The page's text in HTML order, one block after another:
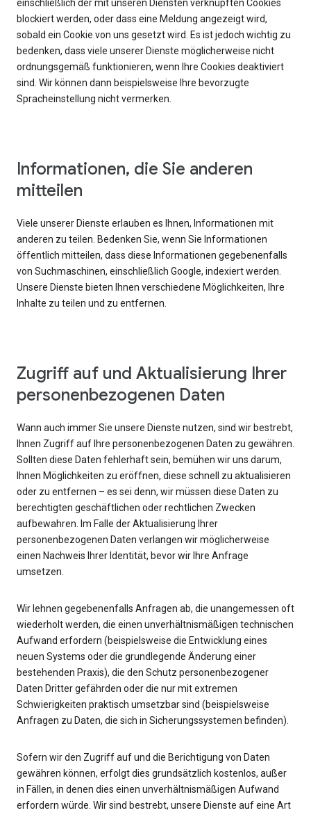
einschließlich der mit unseren Diensten verknüpften Cookies
blockiert werden, oder dass eine Meldung angezeigt wird,
sobald ein Cookie von uns gesetzt wird. Es ist jedoch wichtig zu
bedenken, dass viele unserer Dienste möglicherweise nicht
ordnungsgemäß funktionieren, wenn Ihre Cookies deaktiviert
sind. Wir können dann beispielsweise Ihre bevorzugte
Spracheinstellung nicht vermerken.
Informationen, die Sie anderen
mitteilen
Viele unserer Dienste erlauben es Ihnen, Informationen mit
anderen zu teilen. Bedenken Sie, wenn Sie Informationen
öffentlich mitteilen, dass diese Informationen gegebenenfalls
von Suchmaschinen, einschließlich Google, indexiert werden.
Unsere Dienste bieten Ihnen verschiedene Möglichkeiten, Ihre
Inhalte zu teilen und zu entfernen.
Zugriff auf und Aktualisierung Ihrer
personenbezogenen Daten
Wann auch immer Sie unsere Dienste nutzen, sind wir bestrebt,
Ihnen Zugriff auf Ihre personenbezogenen Daten zu gewähren.
Sollten diese Daten fehlerhaft sein, bemühen wir uns darum,
Ihnen Möglichkeiten zu eröffnen, diese schnell zu aktualisieren
oder zu entfernen – es sei denn, wir müssen diese Daten zu
berechtigten geschäftlichen oder rechtlichen Zwecken
aufbewahren. Im Falle der Aktualisierung Ihrer
personenbezogenen Daten verlangen wir möglicherweise
einen Nachweis Ihrer Identität, bevor wir Ihre Anfrage
umsetzen.
Wir lehnen gegebenenfalls Anfragen ab, die unangemessen oft
wiederholt werden, die einen unverhältnismäßigen technischen
Aufwand erfordern (beispielsweise die Entwicklung eines
neuen Systems oder die grundlegende Änderung einer
bestehenden Praxis), die den Schutz personenbezogener
Daten Dritter gefährden oder die nur mit extremen
Schwierigkeiten praktisch umsetzbar sind (beispielsweise
Anfragen zu Daten, die sich in Sicherungssystemen befinden).
Sofern wir den Zugriff auf und die Berichtigung von Daten
gewähren können, erfolgt dies grundsätzlich kostenlos, außer
in Fällen, in denen dies einen unverhältnismäßigen Aufwand
erfordern würde. Wir sind bestrebt, unsere Dienste auf eine Art